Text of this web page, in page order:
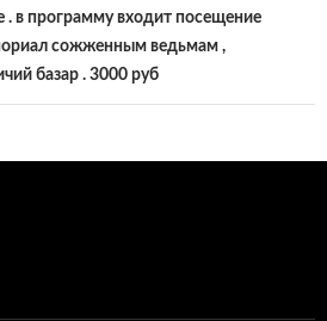
в программу входит посещение
сожженным ведьмам ,
базар . 3000 руб